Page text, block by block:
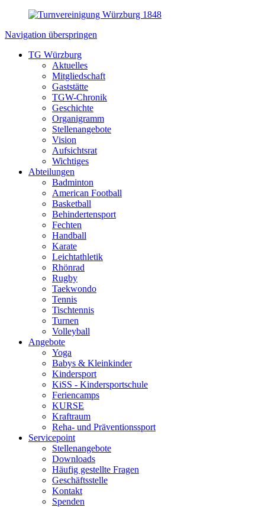
Navigation überspringen
TG Würzburg
Aktuelles
Mitgliedschaft
Gaststätte
TGW-Chronik
Geschichte
Organigramm
Stellenangebote
Vision
Aufsichtsrat
Wichtiges
Abteilungen
Badminton
American Football
Basketball
Behindertensport
Fechten
Handball
Karate
Leichtathletik
Rhönrad
Rugby
Taekwondo
Tennis
Tischtennis
Turnen
Volleyball
Angebote
Yoga
Babys & Kleinkinder
Kindersport
KiSS - Kindersportschule
Feriencamps
KURSE
Kraftraum
Reha- und Präventionssport
Servicepoint
Stellenangebote
Downloads
Häufig gestellte Fragen
Geschäftsstelle
Kontakt
Spenden